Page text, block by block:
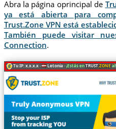
Abra la página oprincipal de
ya está abierta para
Trust.Zone VPN está
También puede visitar
Connection.
Tu IP: x.x.x.x · Letonia ·¡Estás enTRUST.ZONE